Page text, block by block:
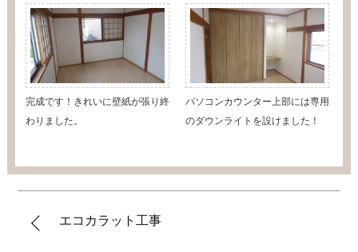
完成です！きれいに壁紙が張り終
わりました。
パソコンカウンター上部には専用
のダウンライトを設けました！
エコカラット工事